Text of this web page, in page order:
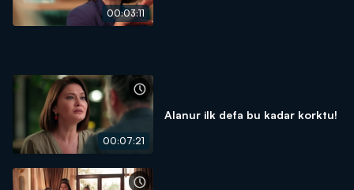
00:03:11
00:07:21
Alanur ilk defa bu kadar korktu!